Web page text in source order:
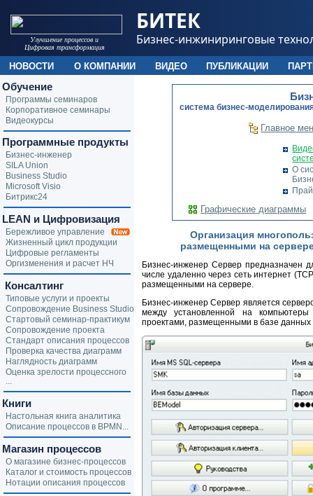
cистема бизнес-
Главное
О
Графические диаграммы
Организация
размещенными на
Бизнес-инженер Сервер предназначен
числе удаленно через сеть интернет
размещенными на сервере.
Бизнес-инженер Сервер является
между установленной на
проектами, размещенными в базе данных
Обучение
Программы семинаров
Корпоративное семинары
Видеокурсы
Программные продукты
Бизнес-инженер
SILA Union
Business Studio
Microsoft Visio
Битрикс24
LEAN и Цифровизация
Бережливое управление
Жизненный цикл продукции
Цифровые регламенты
Оргизменения и расчет НЧ
Консалтинг
Типовые услуги и проекты
Сопровождение Business Studio
Стартовый семинар-практикум
Сопровождение проекта
Стандарт описания процессов
Проверка качества диаграмм
Наглядность диаграмм
Оценка зрелости процессного
...
Книги
Настольная книга аналитика
Описание процессов в BPMN...
Магазин процессов
О магазине бизнес-процессов
Каталог и стоимость процессов
Нотации описания процессов
Улучшение процессов и
Цифровая трансформация
БИТЕК
Бизнес-инжиниринговые
НОВОСТИ О КОМПАНИИ ВИДЕО ПУБЛИКАЦИИ